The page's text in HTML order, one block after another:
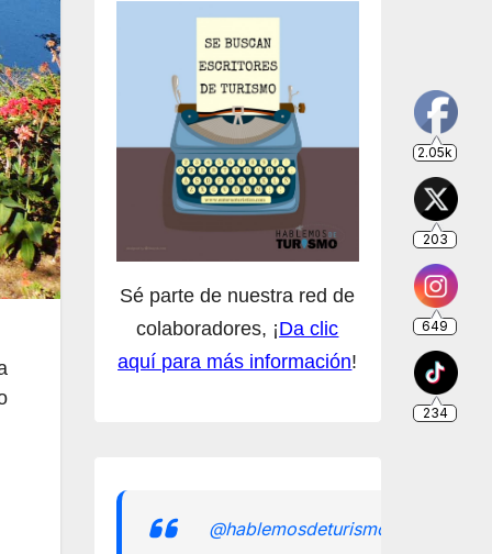
Sé parte de nuestra red de
colaboradores, ¡Da clic
aquí para más información!
@hablemosdeturismomx